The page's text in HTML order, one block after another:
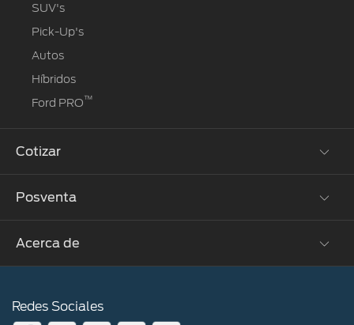
SUV's
Pick-Up's
Autos
Híbridos
Ford PRO™
Cotizar
Solicitar cotización
Posventa
Propietarios Ford
Agendamiento Online
Acerca de
Redes Sociales